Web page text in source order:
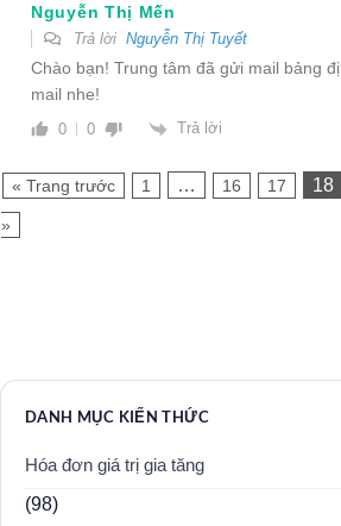
Nguyễn Thị Mến
Trả lời Nguyễn Thị Tuyết
Chào bạn! Trung tâm đã gửi mail bảng
mail nhe!
0 0 Trả lời
« Trang trước 1 … 16 17 18
»
DANH MỤC KIẾN THỨC
Hóa đơn giá trị gia tăng
(98)